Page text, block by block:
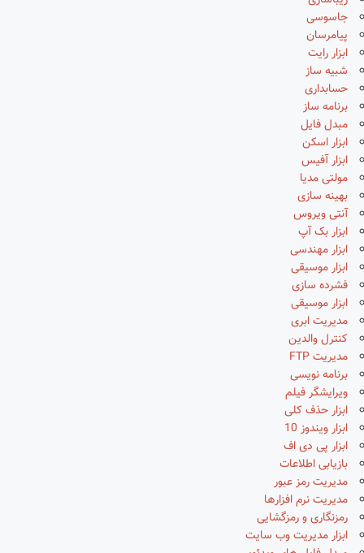
جاسوسی
پیامرسان
ابزار رایت
شبیه ساز
حسابداری
برنامه ساز
مبدل فایل
ابزار اسکن
ابزار آفیس
مولتی مدیا
بهینه سازی
آنتی ویروس
ابزار بک آپ
ابزار مهندسی
ابزار موسیقی
فشرده سازی
ابزار موسیقی
مدیریت ابری
کنترل والدین
مدیریت FTP
برنامه نویسی
ویرایشگر فیلم
ابزار حذف کلی
ابزار ویندوز 10
ابزار پی دی اف
بازیابی اطلاعات
مدیریت رمز عبور
مدیریت نرم افزارها
رمزنگاری و رمزگشایی
ابزار مدیریت وب سایت